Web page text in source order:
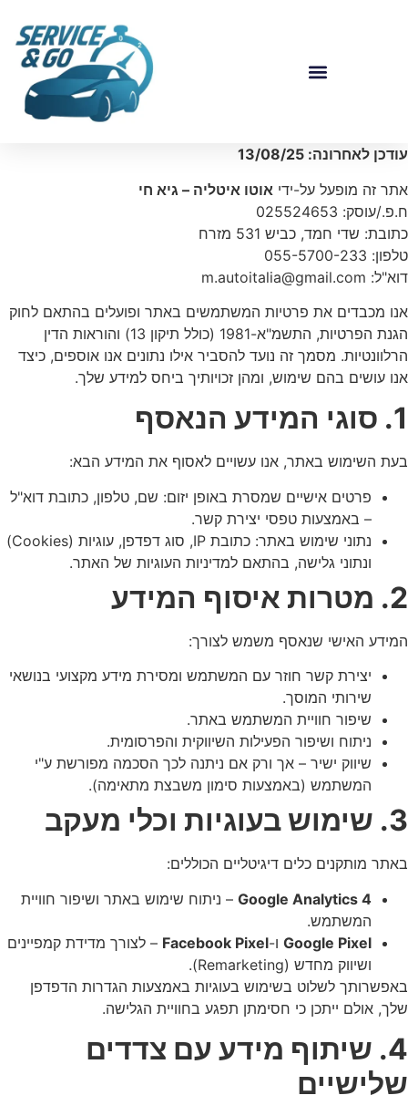
עודכן לאחרונה: 13/08/25
אתר זה מופעל על-ידי אוטו איטליה – גיא חי
ח.פ./עוסק: 025524653
כתובת: שדי חמד, כביש 531 מזרח
טלפון: 055-5700-233
דוא"ל: m.autoitalia@gmail.com
אנו מכבדים את פרטיות המשתמשים באתר ופועלים בהתאם לחוק
הגנת הפרטיות, התשמ"א-1981 (כולל תיקון 13) והוראות הדין
הרלוונטיות. מסמך זה נועד להסביר אילו נתונים אנו אוספים, כיצד
אנו עושים בהם שימוש, ומהן זכויותיך ביחס למידע שלך.
1. סוגי המידע הנאסף
בעת השימוש באתר, אנו עשויים לאסוף את המידע הבא:
פרטים אישיים שמסרת באופן יזום: שם, טלפון, כתובת דוא"ל
– באמצעות טפסי יצירת קשר.
נתוני שימוש באתר: כתובת IP, סוג דפדפן, עוגיות (Cookies)
ונתוני גלישה, בהתאם למדיניות העוגיות של האתר.
2. מטרות איסוף המידע
המידע האישי שנאסף משמש לצורך:
יצירת קשר חוזר עם המשתמש ומסירת מידע מקצועי בנושאי
שירותי המוסך.
שיפור חוויית המשתמש באתר.
ניתוח ושיפור הפעילות השיווקית והפרסומית.
שיווק ישיר – אך ורק אם ניתנה לכך הסכמה מפורשת ע"י
המשתמש (באמצעות סימון משבצת מתאימה).
3. שימוש בעוגיות וכלי מעקב
באתר מותקנים כלים דיגיטליים הכוללים:
Google Analytics 4 – ניתוח שימוש באתר ושיפור חוויית
המשתמש.
Google Pixel ו-Facebook Pixel – לצורך מדידת קמפיינים
ושיווק מחדש (Remarketing).
באפשרותך לשלוט בשימוש בעוגיות באמצעות הגדרות הדפדפן
שלך, אולם ייתכן כי חסימתן תפגע בחוויית הגלישה.
4. שיתוף מידע עם צדדים
שלישיים